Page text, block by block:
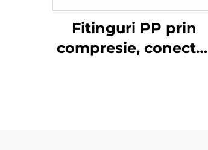
Fitinguri PP prin
compresie, conector